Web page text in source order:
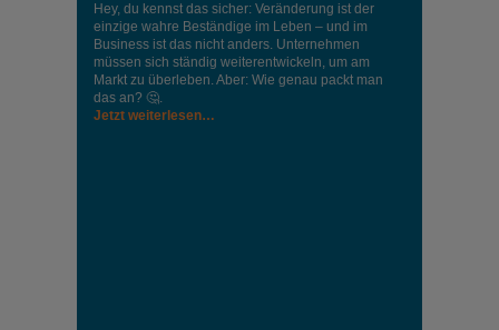
Hey, du kennst das sicher: Veränderung ist der
einzige wahre Beständige im Leben – und im
Business ist das nicht anders. Unternehmen
müssen sich ständig weiterentwickeln, um am
Markt zu überleben. Aber: Wie genau packt man
das an? 🤔.
Jetzt weiterlesen…